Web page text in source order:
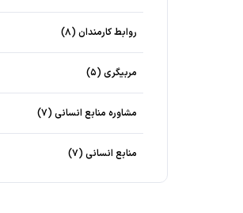
روابط کارمندان(۸)
مربیگری(۵)
مشاوره منابع انسانی(۷)
منابع انسانی(۷)